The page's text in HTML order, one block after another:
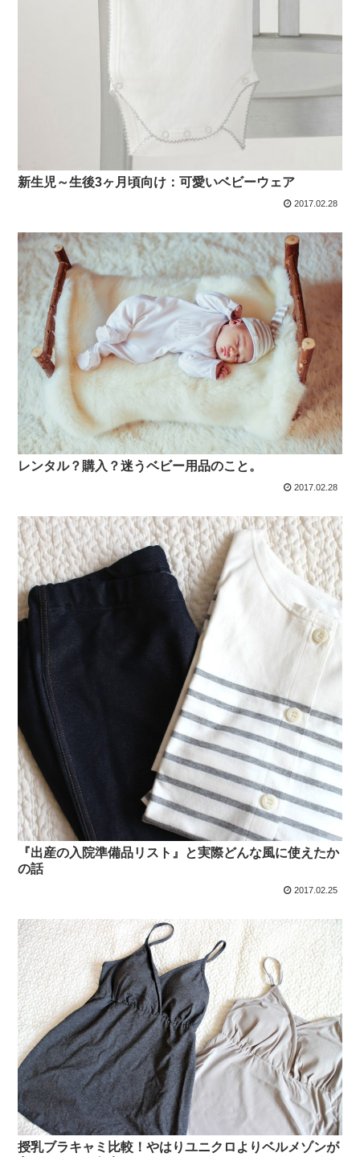
新生児～生後3ヶ月頃向け：可愛いベビーウェア
2017.02.28
レンタル？購入？迷うベビー用品のこと。
2017.02.28
『出産の入院準備品リスト』と実際どんな風に使えたか
の話
2017.02.25
授乳ブラキャミ比較！やはりユニクロよりベルメゾンが